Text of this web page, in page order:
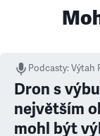
Podcasty:Výtah
Dron s
největším
mohl být